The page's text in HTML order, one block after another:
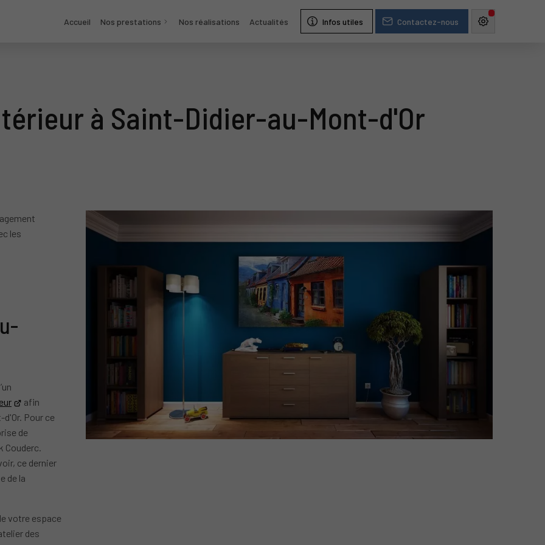
Accueil Nos prestations Nos réalisations Actualités Infos utiles Contactez-nous
à Saint-Didier-au-Mont-d'Or
les
afin
Pour ce
de
Couderc.
ce dernier
de la
votre espace
des